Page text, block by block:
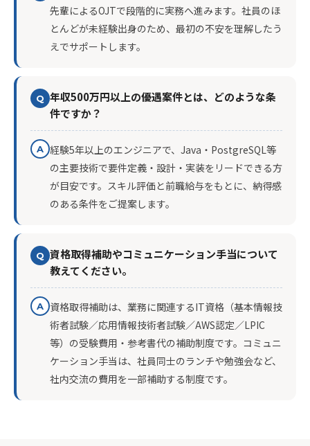
先輩によるOJTで段階的に実務へ進みます。社員のほ
とんどが未経験出身のため、最初の不安を理解したう
えでサポートします。
Q 年収500万円以上の優遇案件とは、どのような条
件ですか？
A 経験5年以上のエンジニアで、Java・PostgreSQL等
の主要技術で要件定義・設計・実装をリードできる方
が目安です。スキル評価と前職給与をもとに、納得感
のある条件をご提案します。
Q 資格取得補助やコミュニケーション手当について
教えてください。
A
資格取得補助は、業務に関連するIT資格（基本情報技
術者試験／応用情報技術者試験／AWS認定／LPIC
等）の受験費用・参考書代の補助制度です。コミュニ
ケーション手当は、社員同士のランチや勉強会など、
社内交流の費用を一部補助する制度です。